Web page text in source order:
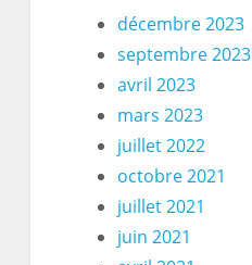
décembre 2023
septembre 2023
avril 2023
mars 2023
juillet 2022
octobre 2021
juillet 2021
juin 2021